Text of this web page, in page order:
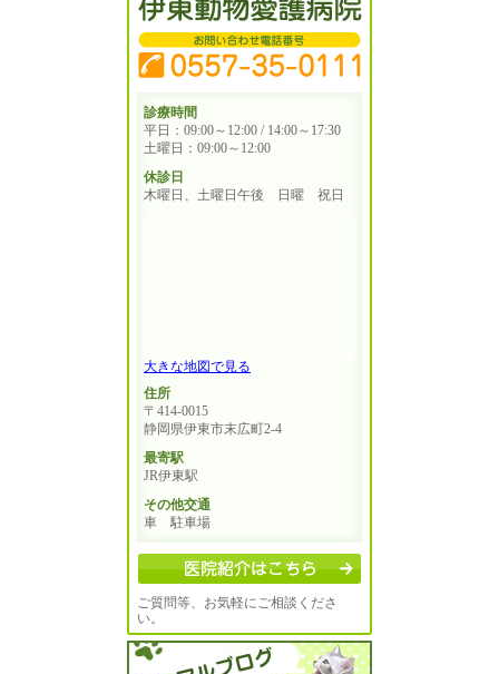
診療時間
平日：09:00～12:00 / 14:00～17:30
土曜日：09:00～12:00
休診日
木曜日、土曜日午後 日曜 祝日
大きな地図で見る
住所
〒414-0015
静岡県伊東市末広町2-4
最寄駅
JR伊東駅
その他交通
車 駐車場
ご質問等、お気軽にご相談くださ
い。